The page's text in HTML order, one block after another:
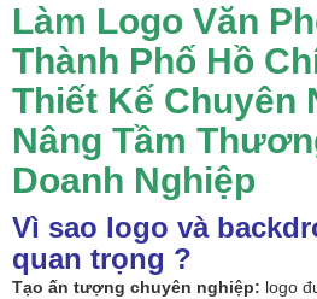
Làm Logo Văn
Thành Phố Hồ
Thiết Kế Chuyên
Nâng Tầm
Doanh Nghiệp
Vì sao logo và
quan trọng ?
Tạo ấn tượng chuyên nghiệp: logo